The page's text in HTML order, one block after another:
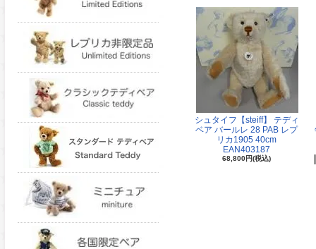
シュタイフ【steiff】 テディ
ベア バールレ 28 PAB レプ
リカ1905 40cm
EAN403187
68,800円(税込)